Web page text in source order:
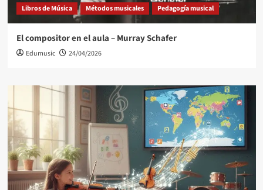
Libros de Música
Métodos musicales Pedagogía musical
El compositor en el aula – Murray Schafer
Edumusic 24/04/2026